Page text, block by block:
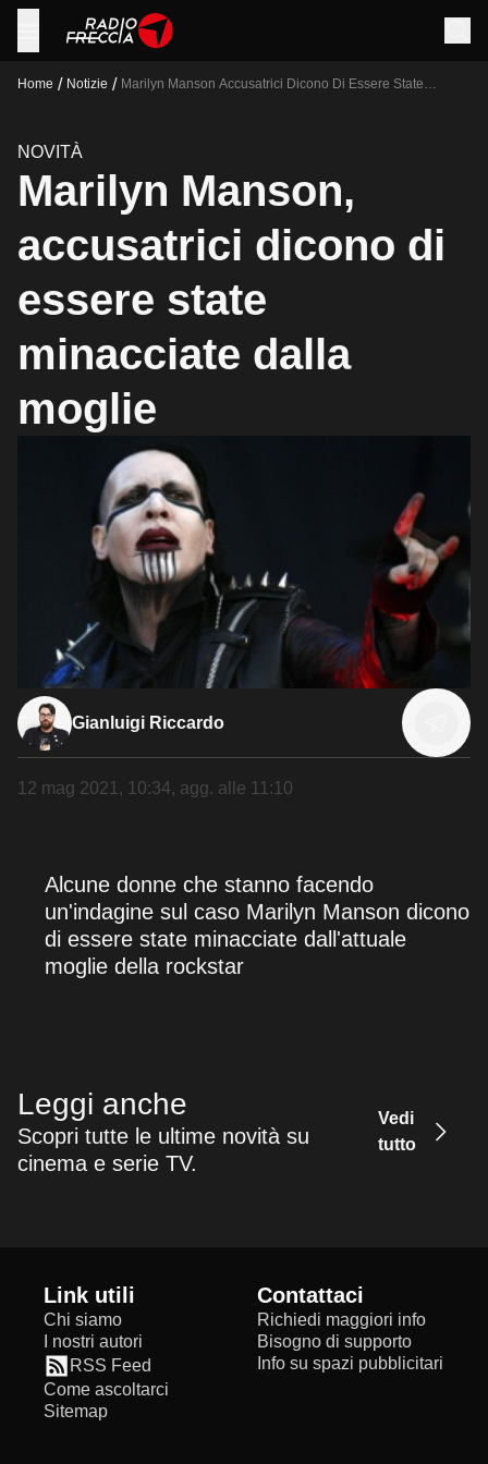
Home / Notizie / Marilyn Manson Accusatrici Dicono Di Essere State
NOVITÀ
Marilyn Manson,
accusatrici dicono di
essere state
minacciate dalla
moglie
Gianluigi Riccardo
12 mag 2021, 10:34, agg. alle 11:10
Alcune donne che stanno facendo
un'indagine sul caso Marilyn Manson dicono
di essere state minacciate dall'attuale
moglie della rockstar
Leggi anche
Scopri tutte le ultime novità su
cinema e serie TV.
Vedi
tutto
Link utili
Chi siamo
I nostri autori
RSS Feed
Come ascoltarci
Sitemap
Contattaci
Richiedi maggiori info
Bisogno di supporto
Info su spazi pubblicitari